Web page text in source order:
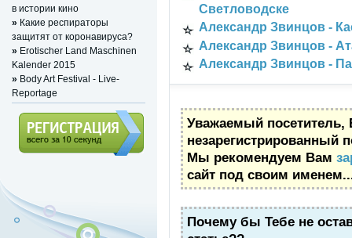
Светловодске
Александр Звинцов -
Александр Звинцов -
Александр Звинцов -
Уважаемый посетитель,
незарегистрированный
Мы рекомендуем Вам
сайт под своим
Почему бы Тебе не
в истории кино
» Какие респираторы
защитят от коронавируса?
» Erotischer Land Maschinen
Kalender 2015
» Body Art Festival - Live-
Reportage